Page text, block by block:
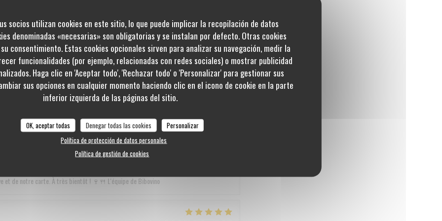
socios utilizan cookies en este sitio, lo que puede implicar la recopilación de datos
denominadas «necesarias» son obligatorias y se instalan por defecto. Otras cookies
consentimiento. Estas cookies opcionales sirven para analizar su navegación, medir la
funcionalidades (por ejemplo, relacionadas con redes sociales) o mostrar publicidad
Haga clic en 'Aceptar todo', 'Rechazar todo' o 'Personalizar' para gestionar sus
sus opciones en cualquier momento haciendo clic en el icono de cookie en la parte
inferior izquierda de las páginas del sitio.
OK, aceptar todas Denegar todas las cookies
Personalizar
Política de protección de datos personales
Política de gestión de cookies
notre carte et notre rapport qualité/prix. C’est un vrai plaisir de lire que votre
à nouveau très bientôt à la cave pour vous faire découvrir nos nouveautés ! L'équipe
Servicio: /5 5 /5 Menú 5 Calidad / Precio 5 /5
une très agréable soirée et reviendront très bientôt.
retour et cette note parfaite de 5/5 ! ⭐⭐⭐⭐⭐ Nous sommes ravis d'apprendre
sur l'excellence de la cuisine et la gentillesse du chef nous touchent droit au
jour ! Toute l'équipe de Bibovino La Roche-sur-Yon a déjà hâte de vous accueillir à
et de notre carte. À très bientôt ! 🍷🍴 L'équipe de Bibovino